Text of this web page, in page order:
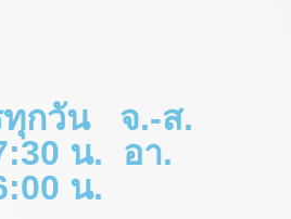
ทุกวัน จ.-ส.
น. อา.
น.